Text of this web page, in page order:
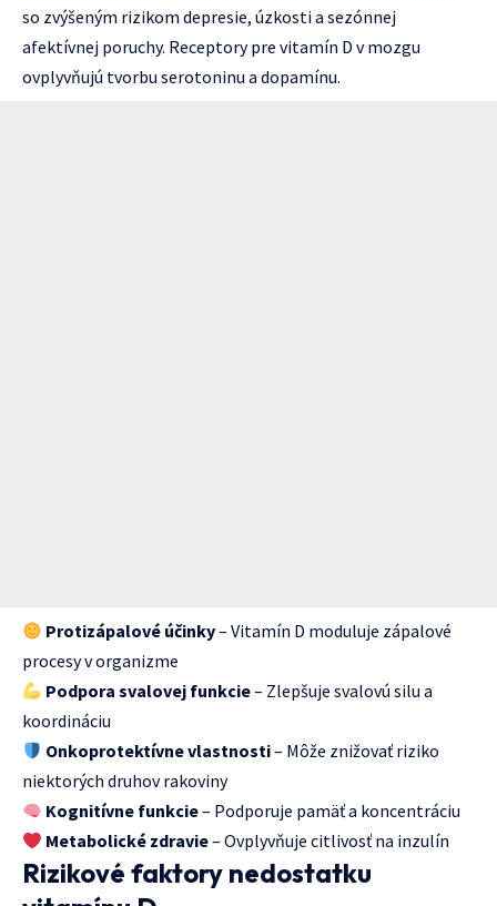
so zvýšeným rizikom depresie, úzkosti a sezónnej
afektívnej poruchy. Receptory pre vitamín D v mozgu
ovplyvňujú tvorbu serotoninu a dopamínu.
Protizápalové účinky– Vitamín D moduluje zápalové
procesy v organizme
Podpora svalovej funkcie– Zlepšuje svalovú silu a
koordináciu
Onkoprotektívne vlastnosti– Môže znižovať riziko
niektorých druhov rakoviny
Kognitívne funkcie– Podporuje pamäť a koncentráciu
Metabolické zdravie– Ovplyvňuje citlivosť na inzulín
Rizikové faktory nedostatku